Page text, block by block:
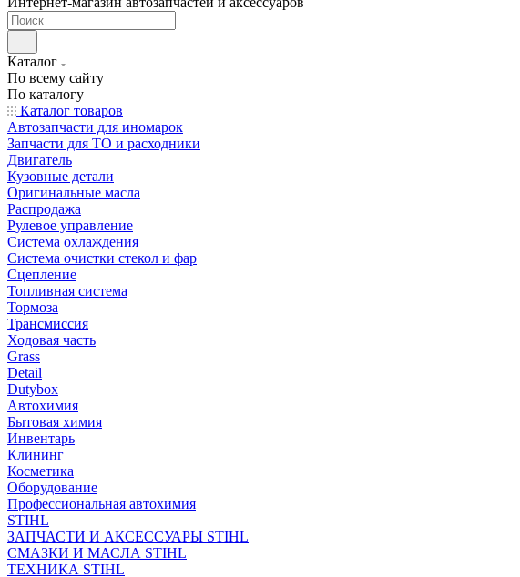
Каталог
По всему сайту
По каталогу
Каталог товаров
Автозапчасти для иномарок
Запчасти для ТО и расходники
Двигатель
Кузовные детали
Оригинальные масла
Распродажа
Рулевое управление
Система охлаждения
Система очистки стекол и фар
Сцепление
Топливная система
Тормоза
Трансмиссия
Ходовая часть
Grass
Detail
Dutybox
Автохимия
Бытовая химия
Инвентарь
Клининг
Косметика
Оборудование
Профессиональная автохимия
STIHL
ЗАПЧАСТИ И АКСЕССУАРЫ STIHL
СМАЗКИ И МАСЛА STIHL
ТЕХНИКА STIHL